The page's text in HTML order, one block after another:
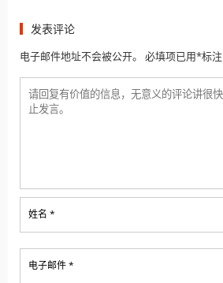
发表评论
电子邮件地址不会被公开。 必填项已用*标注
姓名 *
电子邮件 *